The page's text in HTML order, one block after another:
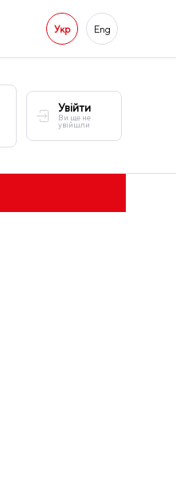
Укр Eng
Увійти
Ви ще не
увійшли